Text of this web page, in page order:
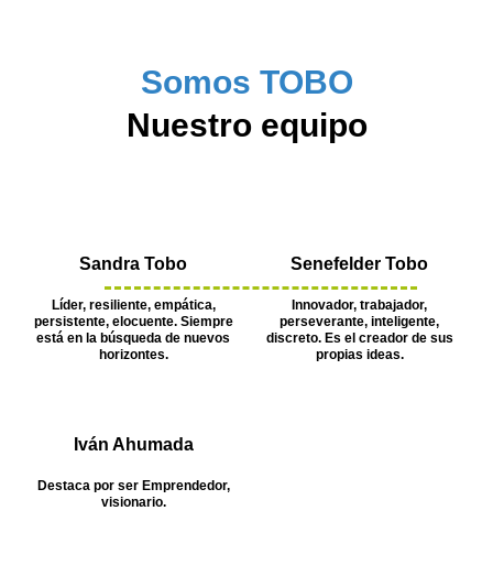
Somos TOBO
Nuestro equipo
Sandra Tobo
Líder, resiliente, empática,
persistente, elocuente. Siempre
está en la búsqueda de nuevos
horizontes.
Senefelder Tobo
Innovador, trabajador,
perseverante, inteligente,
discreto. Es el creador de sus
propias ideas.
Iván Ahumada
Destaca por ser Emprendedor,
visionario.